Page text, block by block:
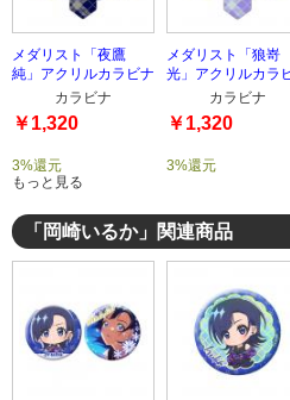
メダリスト「夜鷹
純」アクリルカラビナ
カラビナ
￥1,320
3%還元
メダリスト「狼嵜
光」アクリルカラ
カラビナ
￥1,320
3%還元
もっと見る
「岡崎いるか」関連商品